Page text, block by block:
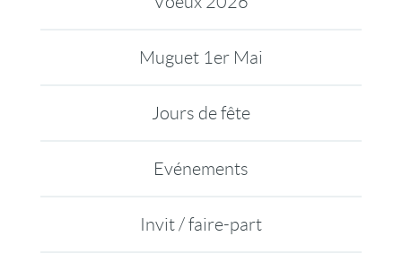
Muguet 1er Mai
Jours de fête
Evénements
Invit / faire-part